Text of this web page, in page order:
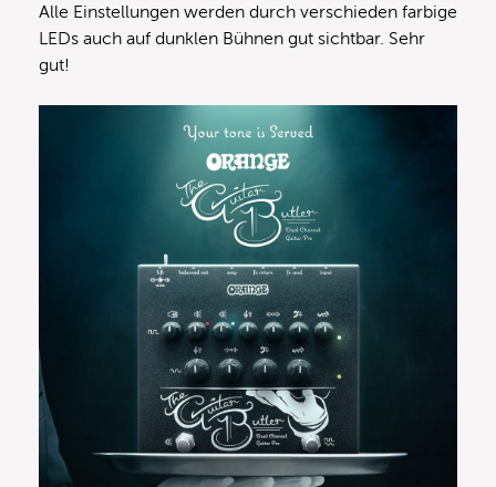
Alle Einstellungen werden durch verschieden farbige
LEDs auch auf dunklen Bühnen gut sichtbar. Sehr
gut!